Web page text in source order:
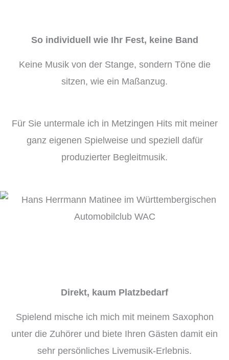
So individuell wie Ihr Fest, keine Band
Keine Musik von der Stange, sondern Töne die
sitzen, wie ein Maßanzug.
Für Sie untermale ich in Metzingen Hits mit meiner
ganz eigenen Spielweise und speziell dafür
produzierter Begleitmusik.
Direkt, kaum Platzbedarf
Spielend mische ich mich mit meinem Saxophon
unter die Zuhörer und biete Ihren Gästen damit ein
sehr persönliches Livemusik-Erlebnis.